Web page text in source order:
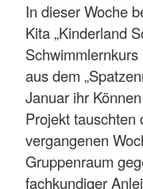
In dieser Woche
Kita „Kinderland
aus dem
Januar ihr
Projekt tauschten
vergangenen
Gruppenraum
fachkundiger